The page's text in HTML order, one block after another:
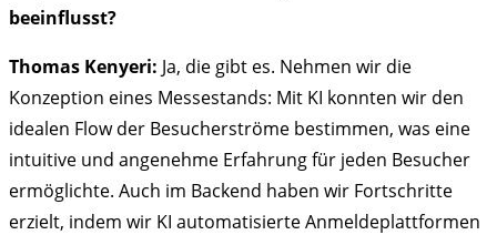
beeinflusst?
Thomas Kenyeri: Ja, die gibt es. Nehmen wir die
Konzeption eines Messestands: Mit KI konnten wir den
idealen Flow der Besucherströme bestimmen, was eine
intuitive und angenehme Erfahrung für jeden Besucher
ermöglichte. Auch im Backend haben wir Fortschritte
erzielt, indem wir KI automatisierte Anmeldeplattformen